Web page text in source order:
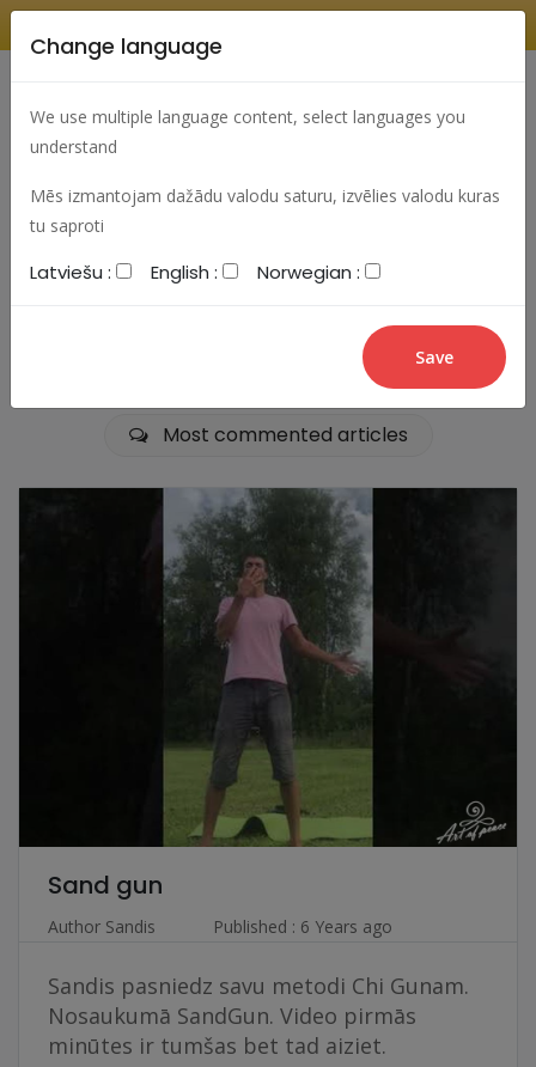
Change language
We use multiple language content, select languages you
understand
Mēs izmantojam dažādu valodu saturu, izvēlies valodu kuras
tu saproti
Latviešu : English : Norwegian :
Most viewed articles
Most commented articles
Sand gun
Author Sandis Published : 6 Years ago
Sandis pasniedz savu metodi Chi Gunam.
Nosaukumā SandGun. Video pirmās
minūtes ir tumšas bet tad aiziet.